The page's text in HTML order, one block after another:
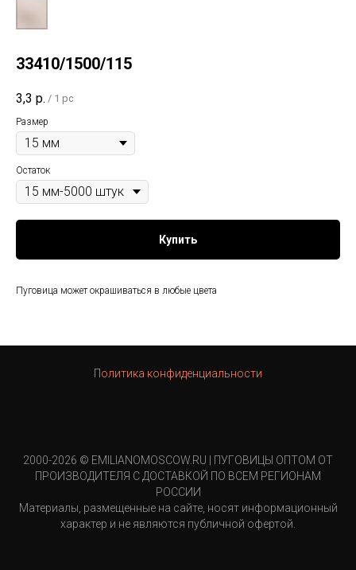
33410/1500/115
3,3 р. / 1 pc
Размер
Остаток
Купить
Пуговица может окрашиваться в любые цвета
Политика конфиденциальности
2000-2026 © EMILIANOMOSCOW.RU | ПУГОВИЦЫ ОПТОМ ОТ
ПРОИЗВОДИТЕЛЯ С ДОСТАВКОЙ ПО ВСЕМ РЕГИОНАМ
РОССИИ
Материалы, размещенные на сайте, носят информационный
характер и не являются публичной офертой.